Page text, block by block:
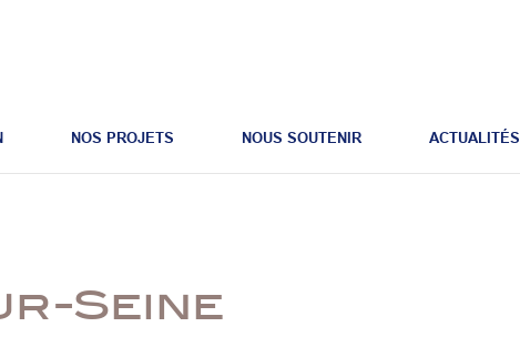
NOS PROJETS NOUS SOUTENIR ACTUALITÉS
Seine